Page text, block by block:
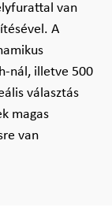
van
A
nál, illetve 500
választás
magas
van